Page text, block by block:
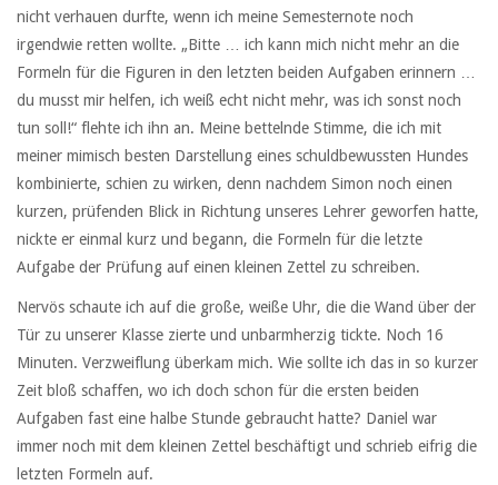
nicht verhauen durfte, wenn ich meine Semesternote noch
irgendwie retten wollte. „Bitte … ich kann mich nicht mehr an die
Formeln für die Figuren in den letzten beiden Aufgaben erinnern …
du musst mir helfen, ich weiß echt nicht mehr, was ich sonst noch
tun soll!“ flehte ich ihn an. Meine bettelnde Stimme, die ich mit
meiner mimisch besten Darstellung eines schuldbewussten Hundes
kombinierte, schien zu wirken, denn nachdem Simon noch einen
kurzen, prüfenden Blick in Richtung unseres Lehrer geworfen hatte,
nickte er einmal kurz und begann, die Formeln für die letzte
Aufgabe der Prüfung auf einen kleinen Zettel zu schreiben.
Nervös schaute ich auf die große, weiße Uhr, die die Wand über der
Tür zu unserer Klasse zierte und unbarmherzig tickte. Noch 16
Minuten. Verzweiflung überkam mich. Wie sollte ich das in so kurzer
Zeit bloß schaffen, wo ich doch schon für die ersten beiden
Aufgaben fast eine halbe Stunde gebraucht hatte? Daniel war
immer noch mit dem kleinen Zettel beschäftigt und schrieb eifrig die
letzten Formeln auf.